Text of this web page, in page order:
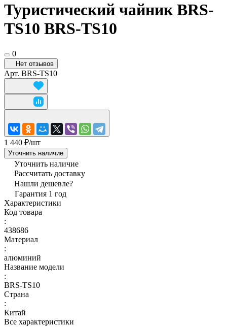
Туристический чайник BRS-
TS10 BRS-TS10
0
Нет отзывов
Арт. BRS-TS10
1 440 ₽/шт
Уточнить наличие
Уточнить наличие
Рассчитать доставку
Нашли дешевле?
Гарантия 1 год
Характеристики
Код товара
:
438686
Материал
:
алюминий
Название модели
:
BRS-TS10
Страна
:
Китай
Все характеристики